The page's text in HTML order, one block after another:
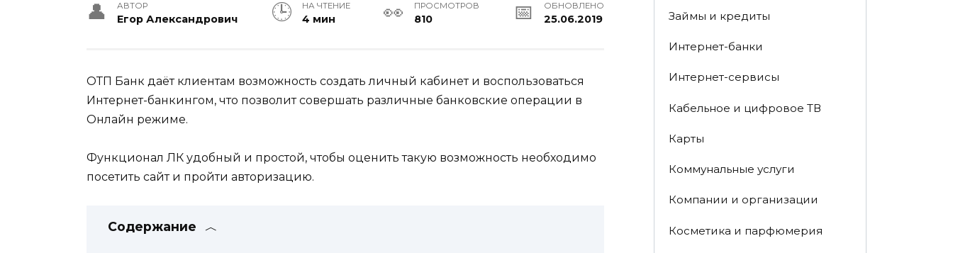
АВТОР
Егор Александрович
НА ЧТЕНИЕ
4 мин
ПРОСМОТРОВ
810
ОБНОВЛЕНО
25.06.2019
ОТП Банк даёт клиентам возможность создать личный кабинет и воспользоваться
Интернет-банкингом, что позволит совершать различные банковские операции в
Онлайн режиме.
Функционал ЛК удобный и простой, чтобы оценить такую возможность необходимо
посетить сайт и пройти авторизацию.
Содержание
Займы и кредиты
Интернет-банки
Интернет-сервисы
Кабельное и цифровое ТВ
Карты
Коммунальные услуги
Компании и организации
Косметика и парфюмерия